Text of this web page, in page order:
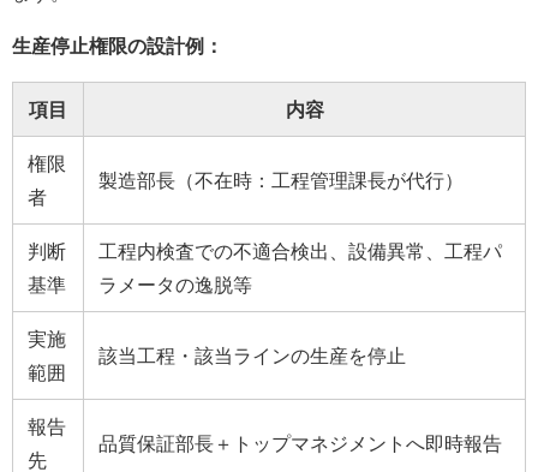
生産停止権限の設計例：
項目 内容
権限
者
製造部長（不在時：工程管理課長が代行）
判断
基準
工程内検査での不適合検出、設備異常、工程パ
ラメータの逸脱等
実施
範囲
該当工程・該当ラインの生産を停止
報告
先
品質保証部長＋トップマネジメントへ即時報告